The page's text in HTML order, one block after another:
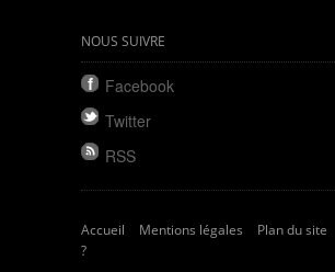
NOUS SUIVRE
Facebook
Twitter
RSS
Accueil Mentions légales Plan du site
?